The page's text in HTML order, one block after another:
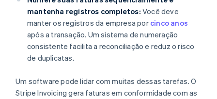
mantenha registros completos: Você deve
manter os registros da empresa por cinco anos
após a transação. Um sistema de numeração
consistente facilita a reconciliação e reduz o risco
de duplicatas.
Um software pode lidar com muitas dessas tarefas. O
Stripe Invoicing gera faturas em conformidade com as